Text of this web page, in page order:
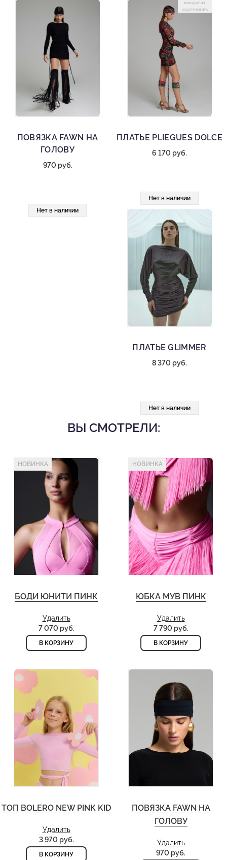
ПОВЯЗКА FAWN НА
ГОЛОВУ
970 руб.
Нет в наличии
ВЫХОДИТ ИЗ
АССОРТИМЕНТА
ПЛАТЬЕ PLIEGUES DOLCE
6 170 руб.
Нет в наличии
ПЛАТЬЕ GLIMMER
8 370 руб.
Нет в наличии
ВЫ СМОТРЕЛИ:
НОВИНКА
БОДИ ЮНИТИ ПИНК
Удалить
7 070 руб.
В КОРЗИНУ
НОВИНКА
ЮБКА МУВ ПИНК
Удалить
7 790 руб.
В КОРЗИНУ
ТОП BOLERO NEW PINK KID
Удалить
3 970 руб.
В КОРЗИНУ
ПОВЯЗКА FAWN НА
ГОЛОВУ
Удалить
970 руб.